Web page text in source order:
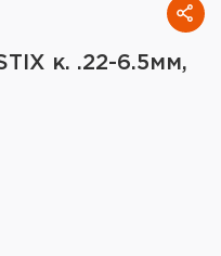
к. .22-6.5мм,